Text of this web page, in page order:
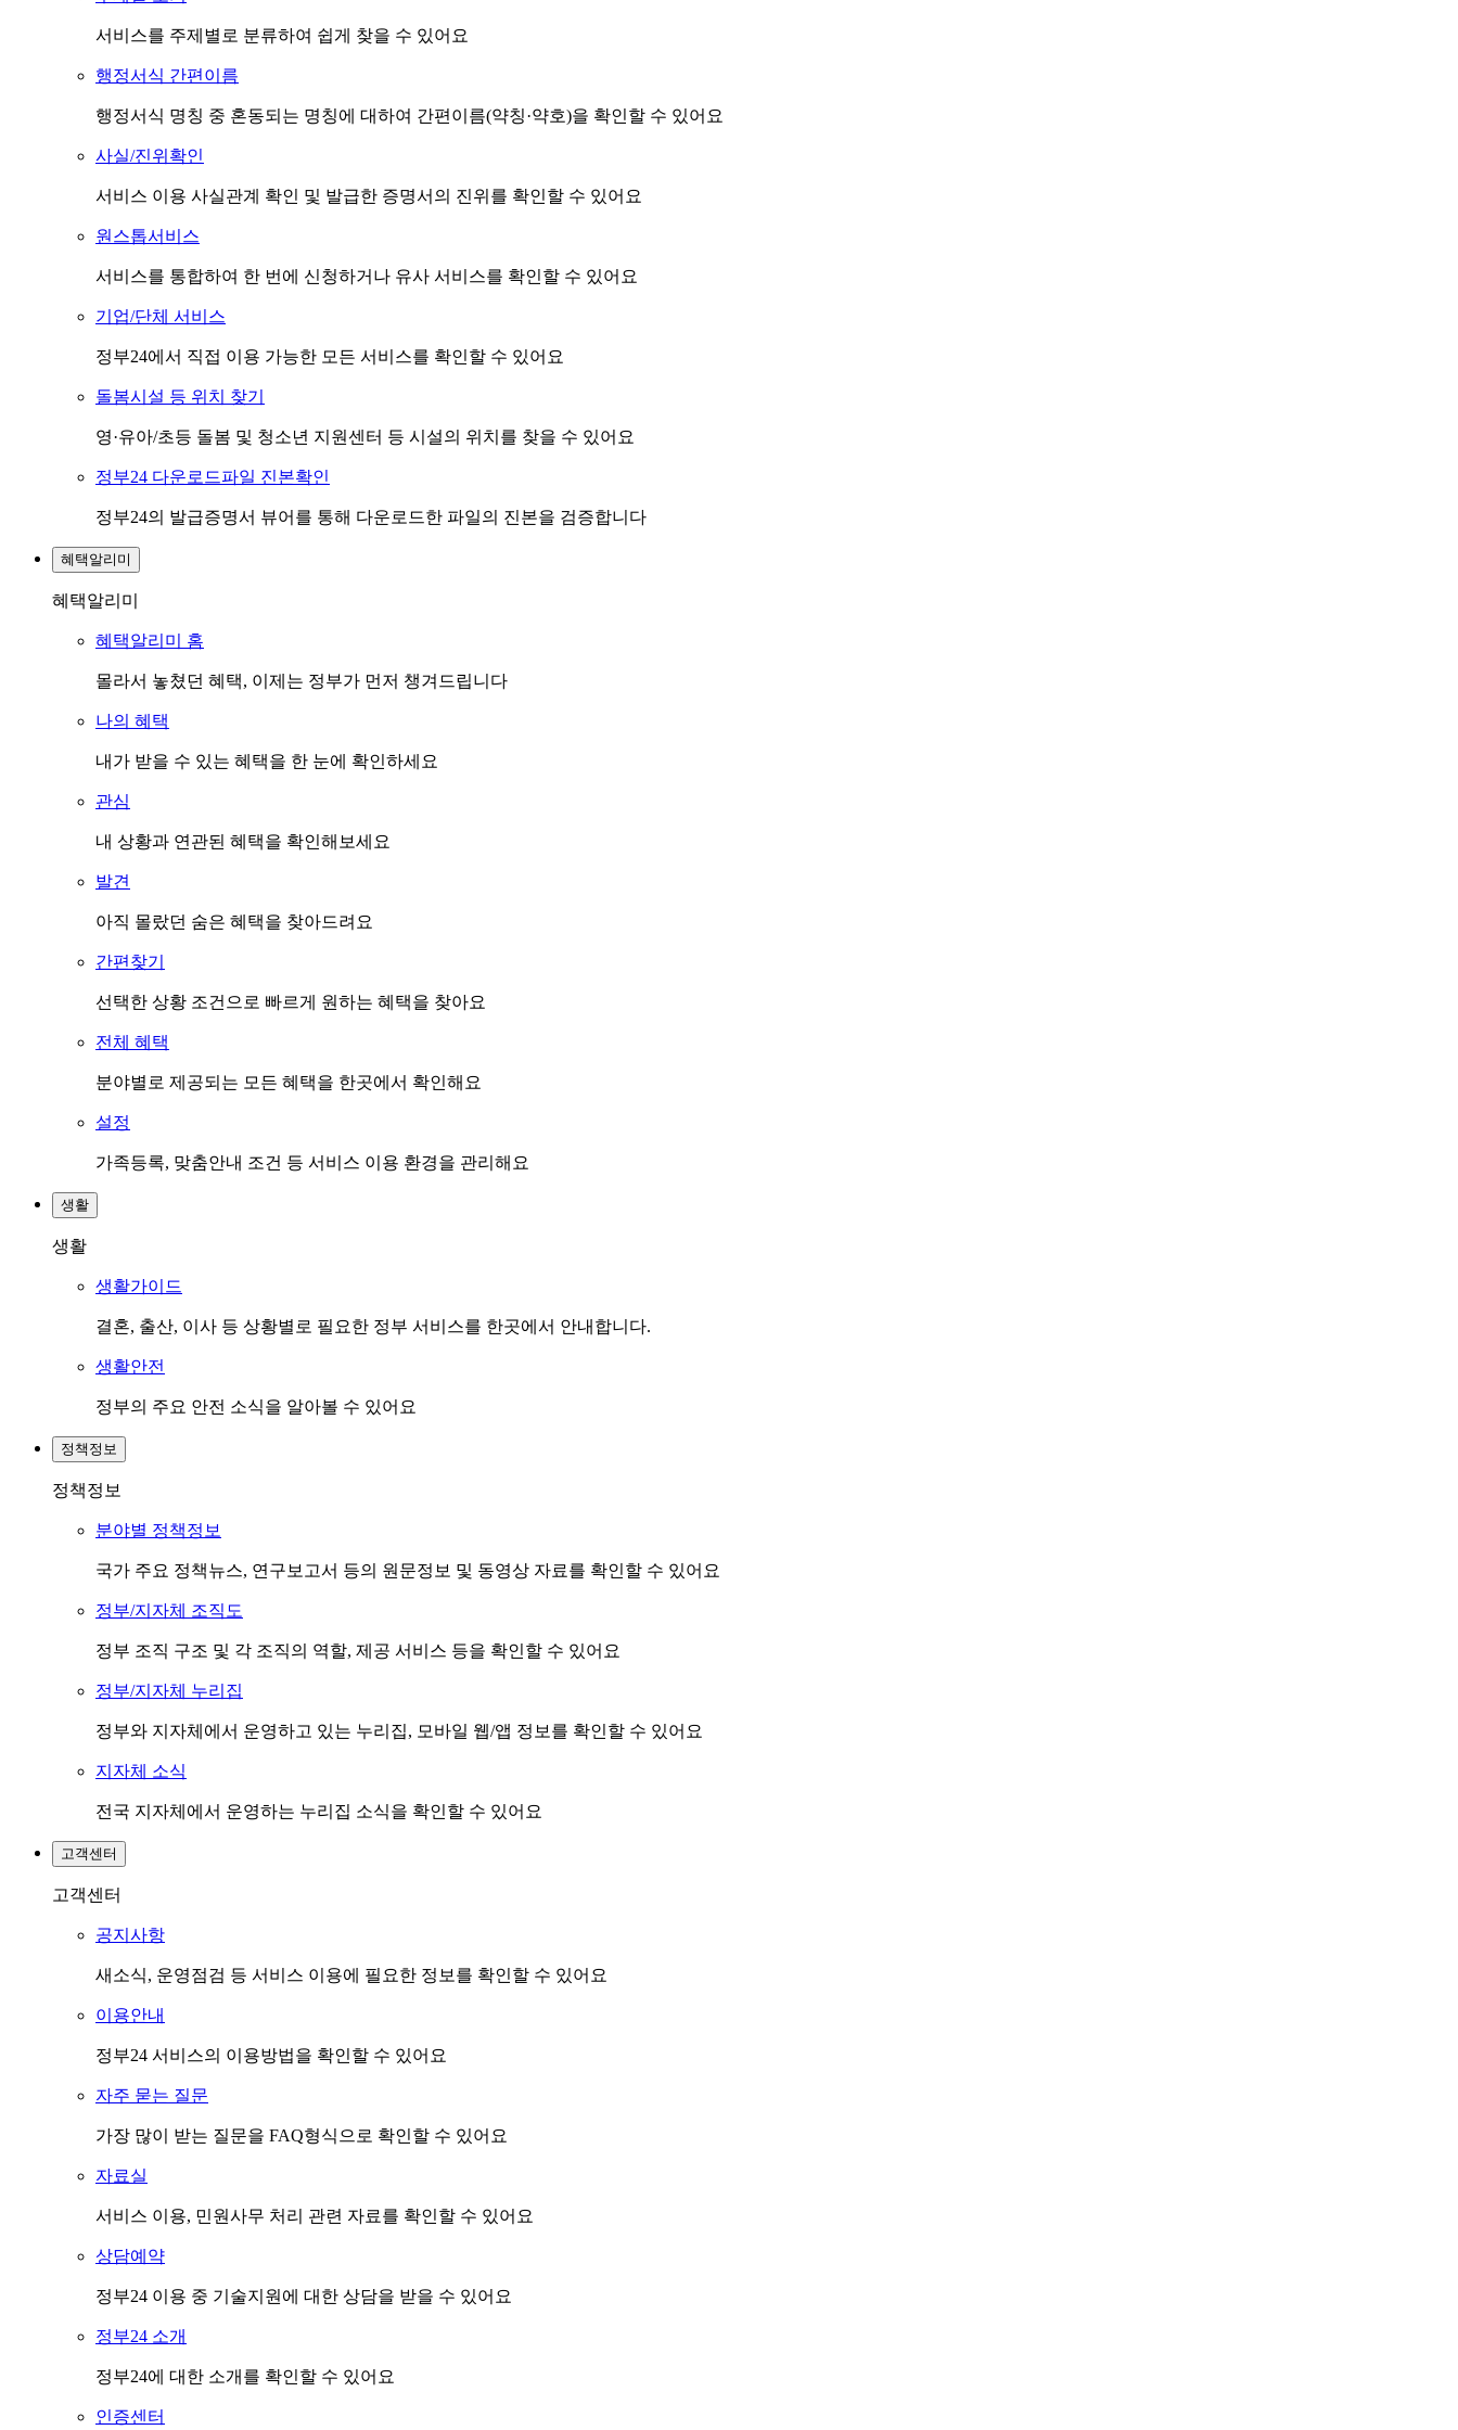
서비스를 주제별로 분류하여 쉽게 찾을 수 있어요
행정서식 간편이름
행정서식 명칭 중 혼동되는 명칭에 대하여 간편이름(약칭·약호)을 확인할 수 있어요
사실/진위확인
서비스 이용 사실관계 확인 및 발급한 증명서의 진위를 확인할 수 있어요
원스톱서비스
서비스를 통합하여 한 번에 신청하거나 유사 서비스를 확인할 수 있어요
기업/단체 서비스
정부24에서 직접 이용 가능한 모든 서비스를 확인할 수 있어요
돌봄시설 등 위치 찾기
영·유아/초등 돌봄 및 청소년 지원센터 등 시설의 위치를 찾을 수 있어요
정부24 다운로드파일 진본확인
정부24의 발급증명서 뷰어를 통해 다운로드한 파일의 진본을 검증합니다
혜택알리미
혜택알리미
혜택알리미 홈
몰라서 놓쳤던 혜택, 이제는 정부가 먼저 챙겨드립니다
나의 혜택
내가 받을 수 있는 혜택을 한 눈에 확인하세요
관심
내 상황과 연관된 혜택을 확인해보세요
발견
아직 몰랐던 숨은 혜택을 찾아드려요
간편찾기
선택한 상황 조건으로 빠르게 원하는 혜택을 찾아요
전체 혜택
분야별로 제공되는 모든 혜택을 한곳에서 확인해요
설정
가족등록, 맞춤안내 조건 등 서비스 이용 환경을 관리해요
생활
생활
생활가이드
결혼, 출산, 이사 등 상황별로 필요한 정부 서비스를 한곳에서 안내합니다.
생활안전
정부의 주요 안전 소식을 알아볼 수 있어요
정책정보
정책정보
분야별 정책정보
국가 주요 정책뉴스, 연구보고서 등의 원문정보 및 동영상 자료를 확인할 수 있어요
정부/지자체 조직도
정부 조직 구조 및 각 조직의 역할, 제공 서비스 등을 확인할 수 있어요
정부/지자체 누리집
정부와 지자체에서 운영하고 있는 누리집, 모바일 웹/앱 정보를 확인할 수 있어요
지자체 소식
전국 지자체에서 운영하는 누리집 소식을 확인할 수 있어요
고객센터
고객센터
공지사항
새소식, 운영점검 등 서비스 이용에 필요한 정보를 확인할 수 있어요
이용안내
정부24 서비스의 이용방법을 확인할 수 있어요
자주 묻는 질문
가장 많이 받는 질문을 FAQ형식으로 확인할 수 있어요
자료실
서비스 이용, 민원사무 처리 관련 자료를 확인할 수 있어요
상담예약
정부24 이용 중 기술지원에 대한 상담을 받을 수 있어요
정부24 소개
정부24에 대한 소개를 확인할 수 있어요
인증센터